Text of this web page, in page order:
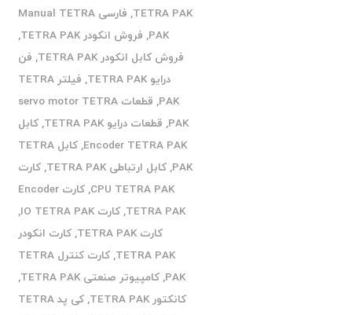
TETRA PAK
,
فارسی Manual TETRA
PAK
, فروش انکودر TETRA PAK
,
فروش کابل انکودر TETRA PAK
, فن
درایو TETRA PAK
,
فیلتر TETRA
PAK
,
قطعات servo motor TETRA
PAK
, قطعات درایو TETRA PAK ,کابل
Encoder TETRA PAK
,
کابل TETRA
PAK
,کابل ارتباطی TETRA PAK ,کارت
CPU TETRA PAK
,
کارت Encoder
TETRA PAK
,کارت IO TETRA PAK
,
کارت TETRA PAK
,کارت انکودر
TETRA PAK
,
کارت کنترل TETRA
PAK
,کامپیوتر صنعتی TETRA PAK
,
کانکتور TETRA PAK
,
کی پد TETRA